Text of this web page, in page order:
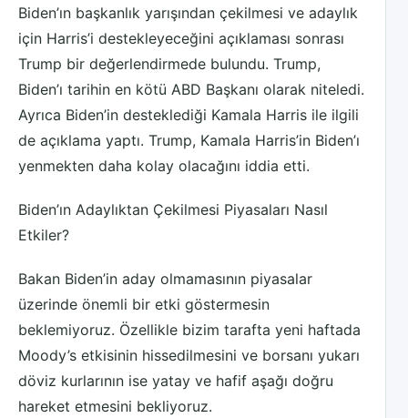
Biden’ın başkanlık yarışından çekilmesi ve adaylık
için Harris’i destekleyeceğini açıklaması sonrası
Trump bir değerlendirmede bulundu. Trump,
Biden’ı tarihin en kötü ABD Başkanı olarak niteledi.
Ayrıca Biden’in desteklediği Kamala Harris ile ilgili
de açıklama yaptı. Trump, Kamala Harris’in Biden’ı
yenmekten daha kolay olacağını iddia etti.
Biden’ın Adaylıktan Çekilmesi Piyasaları Nasıl
Etkiler?
Bakan Biden’in aday olmamasının piyasalar
üzerinde önemli bir etki göstermesin
beklemiyoruz. Özellikle bizim tarafta yeni haftada
Moody’s etkisinin hissedilmesini ve borsanı yukarı
döviz kurlarının ise yatay ve hafif aşağı doğru
hareket etmesini bekliyoruz.